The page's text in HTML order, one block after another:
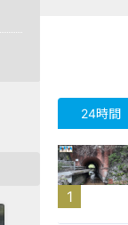
24時間
1